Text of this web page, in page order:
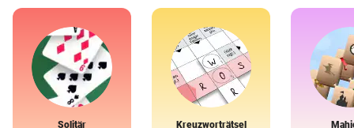
Solitär Kreuzworträtsel